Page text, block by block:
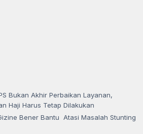
Bukan Akhir Perbaikan Layanan,
Haji Harus Tetap Dilakukan
Bener Bantu Atasi Masalah Stunting